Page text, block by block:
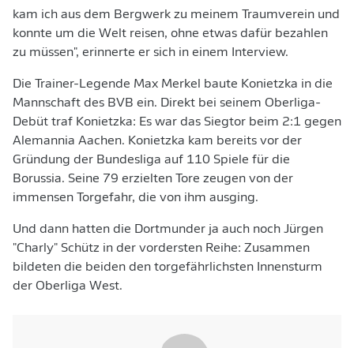
kam ich aus dem Bergwerk zu meinem Traumverein und
konnte um die Welt reisen, ohne etwas dafür bezahlen
zu müssen", erinnerte er sich in einem Interview.
Die Trainer-Legende Max Merkel baute Konietzka in die
Mannschaft des BVB ein. Direkt bei seinem Oberliga-
Debüt traf Konietzka: Es war das Siegtor beim 2:1 gegen
Alemannia Aachen. Konietzka kam bereits vor der
Gründung der Bundesliga auf 110 Spiele für die
Borussia. Seine 79 erzielten Tore zeugen von der
immensen Torgefahr, die von ihm ausging.
Und dann hatten die Dortmunder ja auch noch Jürgen
"Charly" Schütz in der vordersten Reihe: Zusammen
bildeten die beiden den torgefährlichsten Innensturm
der Oberliga West.